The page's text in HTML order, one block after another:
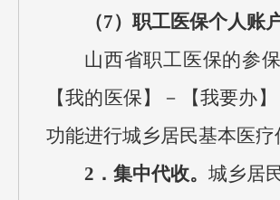
（7）职工医保个人账
山西省职工医保的参
【我的医保】－【我要办
功能进行城乡居民基本医疗
2．集中代收。 城乡居